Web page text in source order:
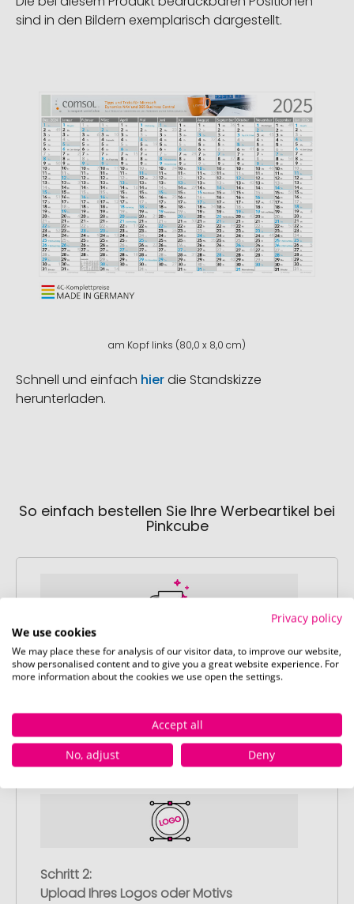
sind in den Bildern exemplarisch dargestellt.
am Kopf links (80,0 x 8,0 cm)
Schnell und einfach hierdie Standskizze
herunterladen.
So einfach bestellen Sie Ihre Werbeartikel bei
Pinkcube
Schritt 1:
Artikelkonfiguration
Werbeartikel aus und passen Sie diese
nach Ihren Vorstellungen an.
Anschließend legen Sie die konfigurierten
Artikel in Ihren Warenkorb.
Schritt 2:
Upload Ihres Logos oder Motivs
Privacy policy
We use cookies
We may place these for analysis of our visitor data, to improve our website,
show personalised content and to give you a great website experience. For
more information about the cookies we use open the settings.
Accept all
No, adjust
Deny